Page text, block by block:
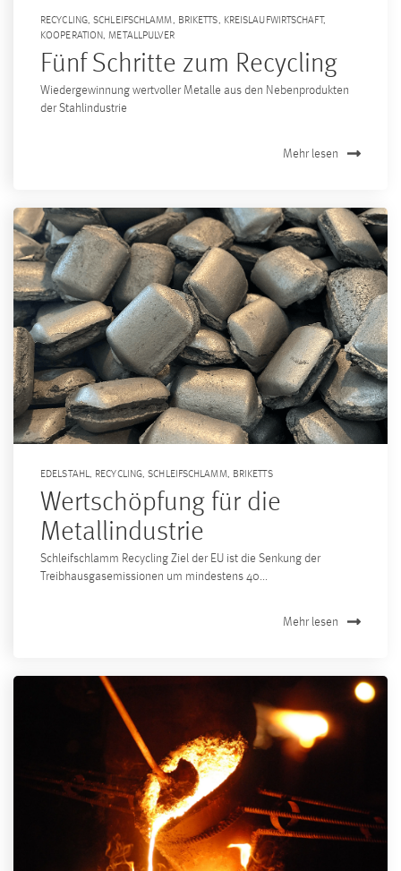
RECYCLING,SCHLEIFSCHLAMM, BRIKETTS, KREISLAUFWIRTSCHAFT,
KOOPERATION,METALLPULVER
Fünf Schritte zum Recycling
Wiedergewinnung wertvoller Metalle aus den Nebenprodukten
der Stahlindustrie
Mehr lesen
EDELSTAHL, RECYCLING,SCHLEIFSCHLAMM, BRIKETTS
Wertschöpfung für die
Metallindustrie
Schleifschlamm Recycling Ziel der EU ist die Senkung der
Treibhausgasemissionen um mindestens 40...
Mehr lesen